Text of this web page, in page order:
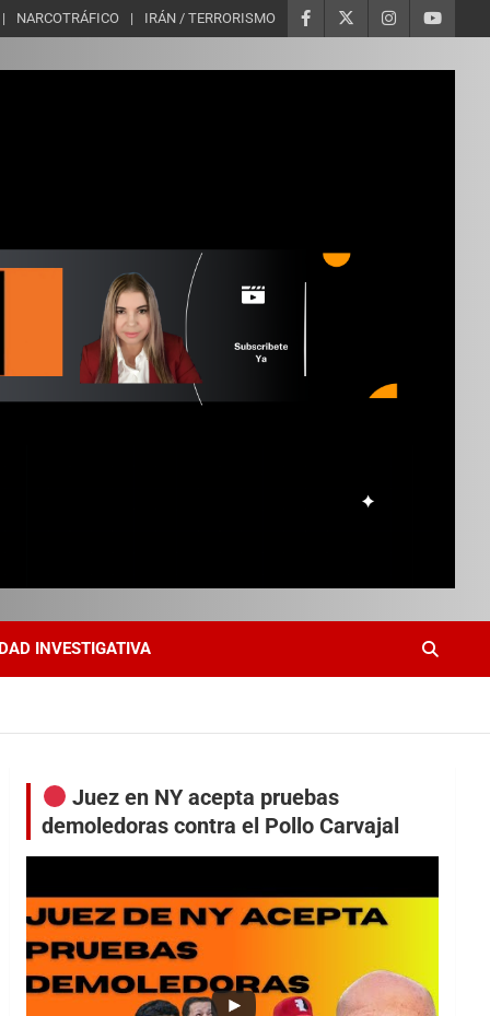
NARCOTRÁFICO IRÁN / TERRORISMO
INVESTIGATIVA
Juez en NY acepta pruebas
demoledoras contra el Pollo Carvajal